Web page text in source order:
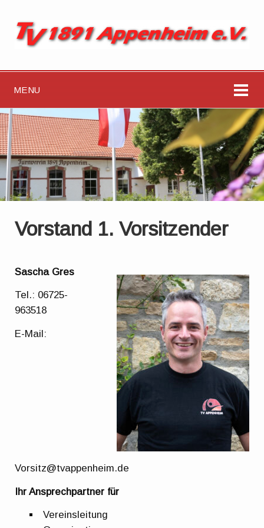
MENU
Vorstand 1. Vorsitzender
Sascha Gres
Tel.: 06725-
963518
E-Mail:
Vorsitz@tvappenheim.de
Ihr Ansprechpartner für
Vereinsleitung